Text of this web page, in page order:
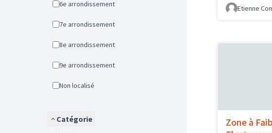
6e arrondissement
7e arrondissement
8e arrondissement
9e arrondissement
Non localisé
Catégorie
Etienne
Zone à